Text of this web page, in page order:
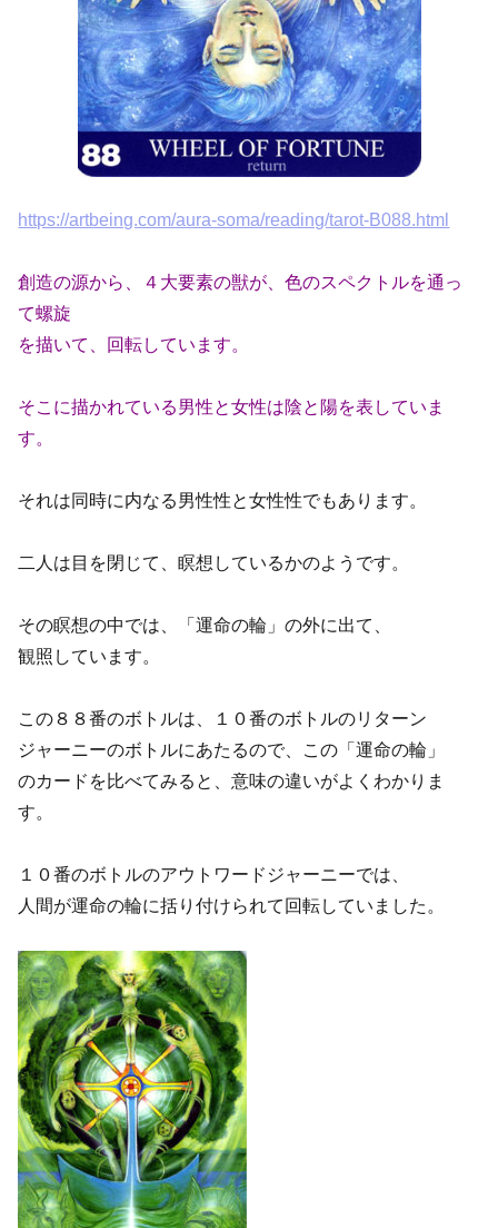
https://artbeing.com/aura-soma/reading/tarot-B088.html
創造の源から、４大要素の獣が、色のスペクトルを通っ
て螺旋
を描いて、回転しています。
そこに描かれている男性と女性は陰と陽を表していま
す。
それは同時に内なる男性性と女性性でもあります。
二人は目を閉じて、瞑想しているかのようです。
その瞑想の中では、「運命の輪」の外に出て、
観照しています。
この８８番のボトルは、１０番のボトルのリターン
ジャーニーのボトルにあたるので、この「運命の輪」
のカードを比べてみると、意味の違いがよくわかりま
す。
１０番のボトルのアウトワードジャーニーでは、
人間が運命の輪に括り付けられて回転していました。